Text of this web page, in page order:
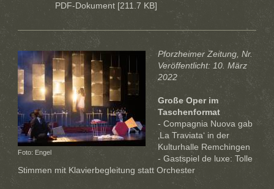
PDF-Dokument [211.7 KB]
Foto: Engel
Pforzheimer Zeitung, Nr.
Veröffentlicht: 10. März
2022
Große Oper im
Taschenformat
- Compagnia Nuova gab
‚La Traviata‘ in der
Kulturhalle Remchingen
- Gastspiel de luxe: Tolle
Stimmen mit Klavierbegleitung statt Orchester